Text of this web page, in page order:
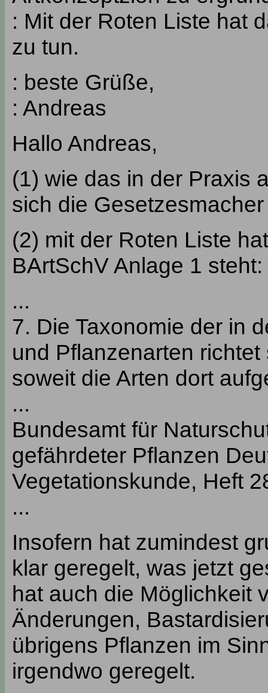
: Mit der Roten Liste hat
zu tun.
: beste Grüße,
: Andreas
Hallo Andreas,
(1) wie das in der Praxis
sich die
(2) mit der Roten Liste
BArtSchV Anlage 1 steht:
...
7. Die Taxonomie der in
und Pflanzenarten
soweit die Arten dort
...
Bundesamt für
gefährdeter Pflanzen
Vegetationskunde, Heft
...
Insofern hat zumindest
klar geregelt, was jetzt
hat auch die Möglichkeit
Änderungen,
übrigens Pflanzen im
irgendwo geregelt.